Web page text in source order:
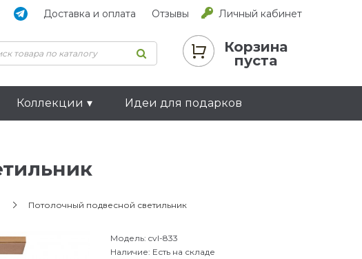
Доставка и оплата Отзывы Личный кабинет
Корзина
пуста
Коллекции Идеи для подарков
Потолочный подвесной светильник
Модель:cvl-833
Наличие: Есть на складе